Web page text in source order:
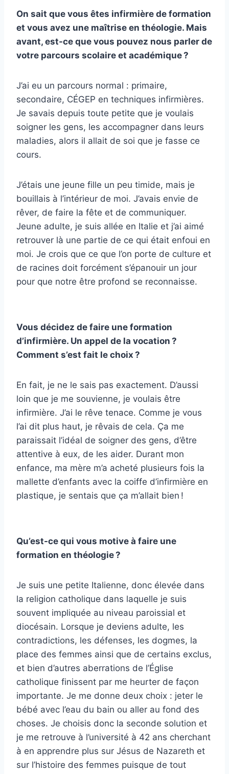
On sait que vous êtes infirmière de formation
et vous avez une maîtrise en théologie. Mais
avant, est-ce que vous pouvez nous parler de
votre parcours scolaire et académique ?
J’ai eu un parcours normal : primaire,
secondaire, CÉGEP en techniques infirmières.
Je savais depuis toute petite que je voulais
soigner les gens, les accompagner dans leurs
maladies, alors il allait de soi que je fasse ce
cours.
J’étais une jeune fille un peu timide, mais je
bouillais à l’intérieur de moi. J’avais envie de
rêver, de faire la fête et de communiquer.
Jeune adulte, je suis allée en Italie et j’ai aimé
retrouver là une partie de ce qui était enfoui en
moi. Je crois que ce que l’on porte de culture et
de racines doit forcément s’épanouir un jour
pour que notre être profond se reconnaisse.
Vous décidez de faire une formation
d’infirmière. Un appel de la vocation ?
Comment s’est fait le choix ?
En fait, je ne le sais pas exactement. D’aussi
loin que je me souvienne, je voulais être
infirmière. J’ai le rêve tenace. Comme je vous
l’ai dit plus haut, je rêvais de cela. Ça me
paraissait l’idéal de soigner des gens, d’être
attentive à eux, de les aider. Durant mon
enfance, ma mère m’a acheté plusieurs fois la
mallette d’enfants avec la coiffe d’infirmière en
plastique, je sentais que ça m’allait bien !
Qu’est-ce qui vous motive à faire une
formation en théologie ?
Je suis une petite Italienne, donc élevée dans
la religion catholique dans laquelle je suis
souvent impliquée au niveau paroissial et
diocésain. Lorsque je deviens adulte, les
contradictions, les défenses, les dogmes, la
place des femmes ainsi que de certains exclus,
et bien d’autres aberrations de l’Église
catholique finissent par me heurter de façon
importante. Je me donne deux choix : jeter le
bébé avec l’eau du bain ou aller au fond des
choses. Je choisis donc la seconde solution et
je me retrouve à l’université à 42 ans cherchant
à en apprendre plus sur Jésus de Nazareth et
sur l’histoire des femmes puisque de tout